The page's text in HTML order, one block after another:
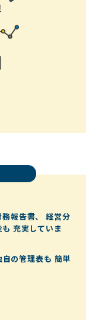
報告書、
経営分
充実していま
の管理表も 簡単